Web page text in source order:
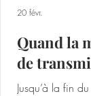
Quand la
de
Jusqu’à la fin du
20 févr.